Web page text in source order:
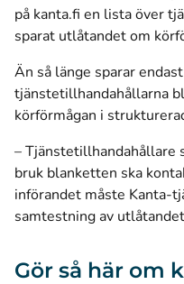
på kanta.fi en lista över
sparat utlåtandet om
Än så länge sparar
tjänstetillhandahållarna
körförmågan i
– Tjänstetillhandahållare
bruk blanketten ska
införandet måste Kanta-
samtestning av
Gör så här om